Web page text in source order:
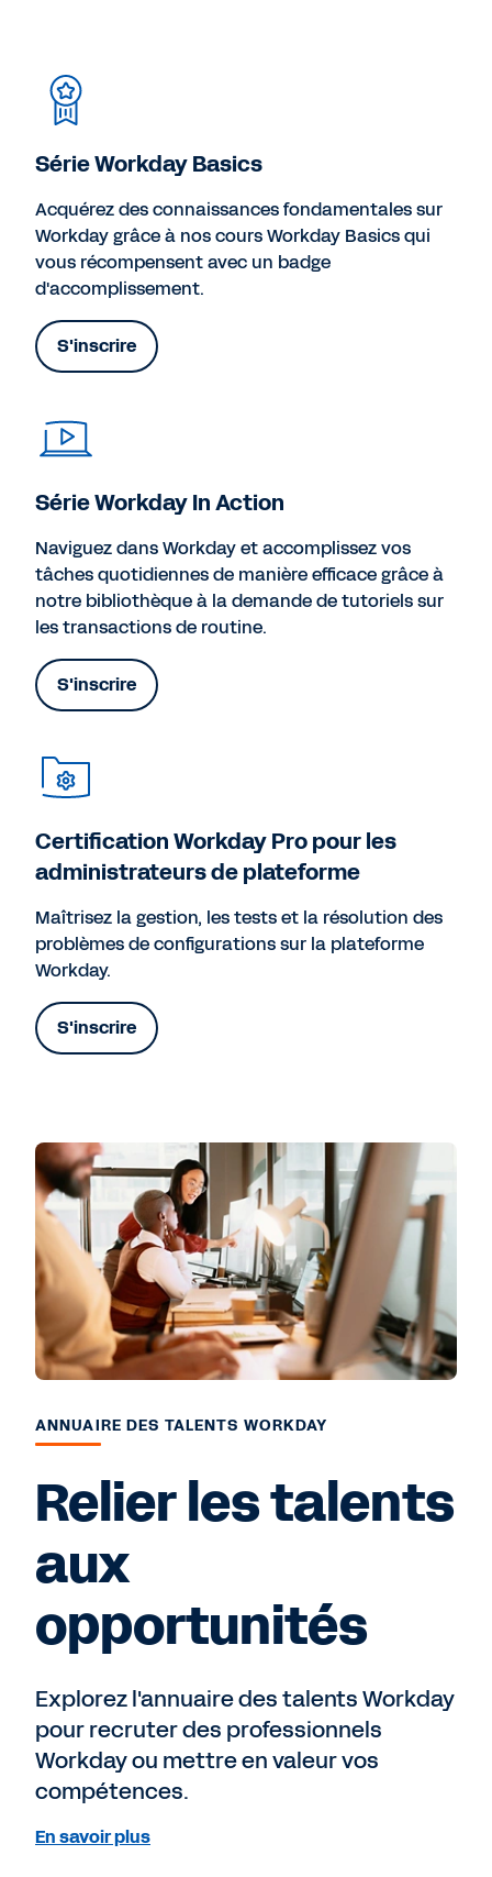
Série Workday Basics
Acquérez des connaissances fondamentales sur
Workday grâce à nos cours Workday Basics qui
vous récompensent avec un badge
d'accomplissement.
S'inscrire
Série Workday In Action
Naviguez dans Workday et accomplissez vos
tâches quotidiennes de manière efficace grâce à
notre bibliothèque à la demande de tutoriels sur
les transactions de routine.
S'inscrire
Certification Workday Pro pour les
administrateurs de plateforme
Maîtrisez la gestion, les tests et la résolution des
problèmes de configurations sur la plateforme
Workday.
S'inscrire
ANNUAIRE DES TALENTS WORKDAY
Relier les talents
aux
opportunités
Explorez l'annuaire des talents Workday
pour recruter des professionnels
Workday ou mettre en valeur vos
compétences.
En savoir plus